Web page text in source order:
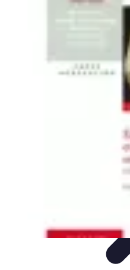
Astuces et conseils
Top Soldes